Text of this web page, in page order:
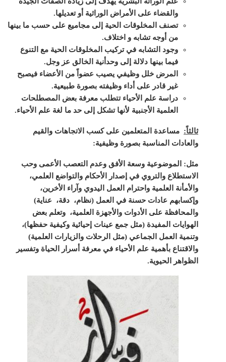
والقضاء على الأمراض الوراثية أو تعديلها.
تصنف المخلوقات الحية إلى مجاميع على حسب ما بينها
من أوجه تشابه و اختلاف.
وجود التشابه في تركيب المخلوقات الحية مع التنوع
فيما بينها دلالة إلى وحدأنية الخالق عز وجل.
المرض خلل وظيفي يصيب عضواً من الأعضاء فيصبح
غير قادر على أداء وظيفته بصورة طبيعية.
دراسة علم الأحياء تتطلب معرفة بعض المصطلحات
العلمية الأجنبية لأنها تشكل إلى حد ما لغة علم الأحياء.
ثالثاً: مساعدة المتعلمين على كسب الاتجاهات والقيم
والعادات المناسبة بصورة وظيفية:
مثل: الموضوعية وسعة الأفق وعدم التعصب الأعمى وحب
الاستطلاع والتروي في إصدار الأحكام والتواضع العلمي،
والأمأنة العلمية واحترام العمل اليدوي وآراء الأخرين،
وإكسابهم عادات حسنة في العمل (نظام، دقة، عناية)
والمحافظة على الأدوات والأجهزة العلمية، وتعلم بعض
الهوايات المفيدة (مثل جمع عينات إحيائية وكيفية حفظها)،
وتنمية العمل الجماعي (مثل الرحلات والزيارات العلمية)
والاقتناع بأهمية علم الأحياء في معرفة أسرار الحياة وتفسير
الظواهر الحيوية.